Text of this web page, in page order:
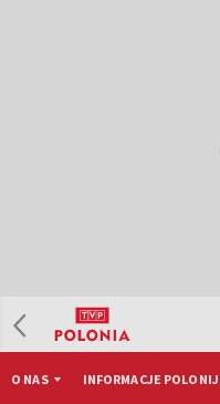
O NAS INFORMACJE